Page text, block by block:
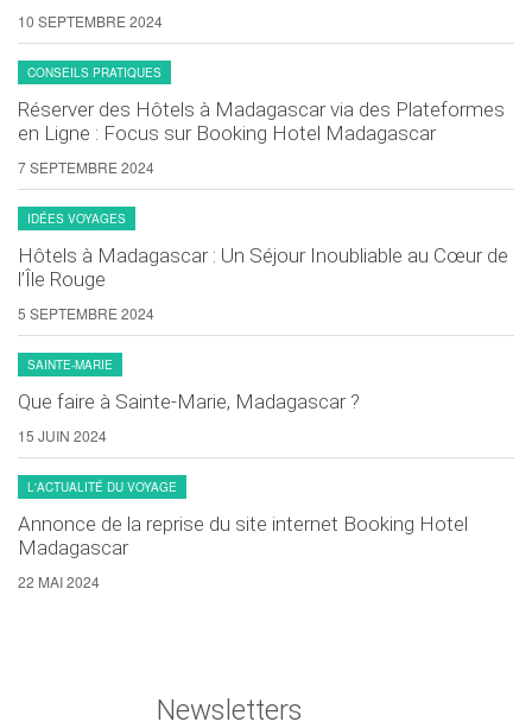
10 SEPTEMBRE 2024
CONSEILS PRATIQUES
Réserver des Hôtels à Madagascar via des Plateformes
en Ligne : Focus sur Booking Hotel Madagascar
7 SEPTEMBRE 2024
IDÉES VOYAGES
Hôtels à Madagascar : Un Séjour Inoubliable au Cœur de
l’Île Rouge
5 SEPTEMBRE 2024
SAINTE-MARIE
Que faire à Sainte-Marie, Madagascar ?
15 JUIN 2024
L'ACTUALITÉ DU VOYAGE
Annonce de la reprise du site internet Booking Hotel
Madagascar
22 MAI 2024
Newsletters